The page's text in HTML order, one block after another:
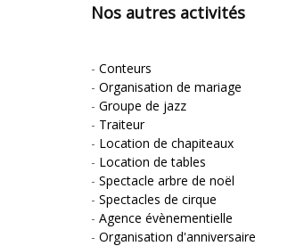
Nos autres activités
- Conteurs
- Organisation de mariage
- Groupe de jazz
- Traiteur
- Location de chapiteaux
- Location de tables
- Spectacle arbre de noël
- Spectacles de cirque
- Agence évènementielle
- Organisation d'anniversaire